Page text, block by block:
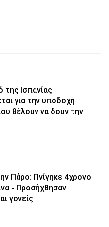
της Ισπανίας
για την υποδοχή
θέλουν να δουν την
Πάρο: Πνίγηκε 4χρονο
- Προσήχθησαν
γονείς